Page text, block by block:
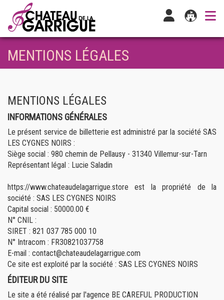
MENTIONS LÉGALES
MENTIONS LÉGALES
INFORMATIONS GÉNÉRALES
Le présent service de billetterie est administré par la société SAS
LES CYGNES NOIRS :
Siège social : 980 chemin de Pellausy - 31340 Villemur-sur-Tarn
Représentant légal : Lucie Saladin
https://www.chateaudelagarrigue.store est la propriété de la
société : SAS LES CYGNES NOIRS
Capital social : 50000.00 €
N° CNIL :
SIRET : 821 037 785 000 10
N° Intracom : FR30821037758
E-mail : contact@chateaudelagarrigue.com
Ce site est exploité par la société : SAS LES CYGNES NOIRS
ÉDITEUR DU SITE
Le site a été réalisé par l'agence BE CAREFUL PRODUCTION